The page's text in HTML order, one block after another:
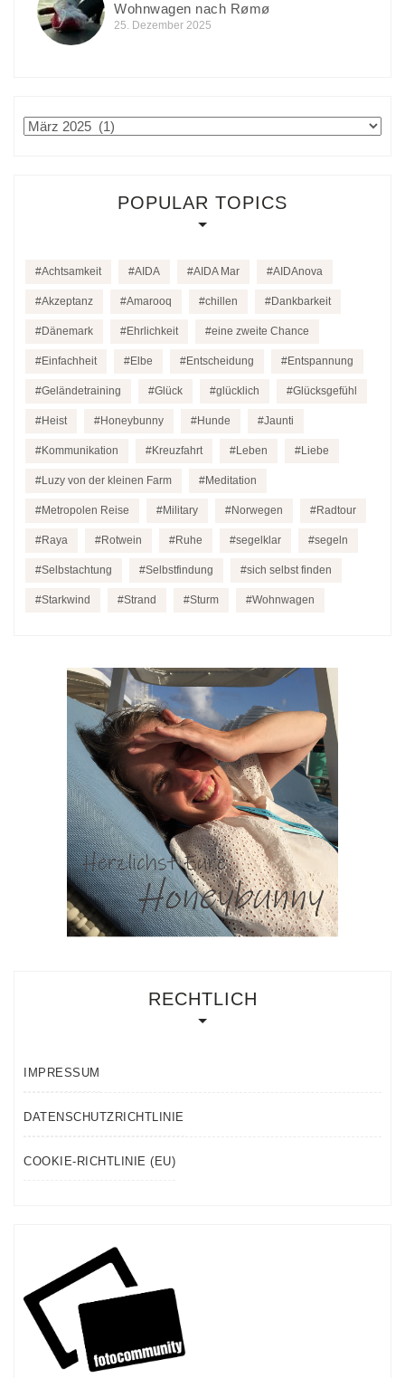
Wohnwagen nach Rømø
25. Dezember 2025
Archiv
POPULAR TOPICS
Achtsamkeit AIDA AIDA Mar AIDAnova
Akzeptanz Amarooq chillen Dankbarkeit
Dänemark Ehrlichkeit eine zweite Chance
Einfachheit Elbe Entscheidung Entspannung
Geländetraining Glück glücklich Glücksgefühl
Heist Honeybunny Hunde Jaunti
Kommunikation Kreuzfahrt Leben Liebe
Luzy von der kleinen Farm Meditation
Metropolen Reise Military Norwegen Radtour
Raya Rotwein Ruhe segelklar segeln
Selbstachtung Selbstfindung sich selbst finden
Starkwind Strand Sturm Wohnwagen
RECHTLICH
IMPRESSUM
DATENSCHUTZRICHTLINIE
COOKIE-RICHTLINIE (EU)